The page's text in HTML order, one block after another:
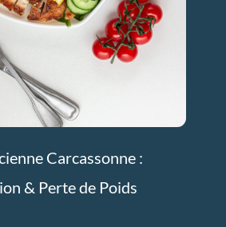
Carcassonne :
& Perte de Poids